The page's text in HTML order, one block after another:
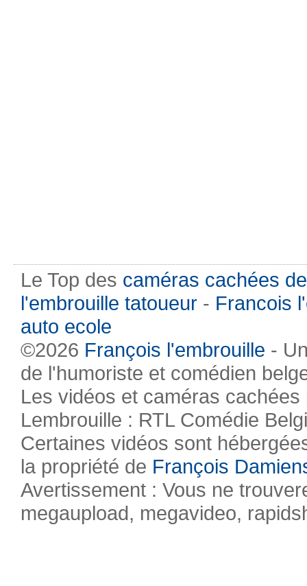
Le Top des caméras cachées
l'embrouille tatoueur - Francois
auto ecole
©2026 François l'embrouille -
de l'humoriste et comédien
Les vidéos et caméras
Lembrouille : RTL Comédie
Certaines vidéos sont
la propriété de François
Avertissement : Vous ne
megaupload, megavideo,